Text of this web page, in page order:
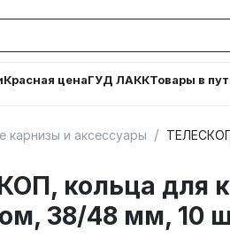
Красная ценаГУД ЛАККТовары в
карнизы и аксессуары /
кольца для
38/48 мм, 10